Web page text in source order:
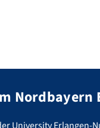
Nordbayern